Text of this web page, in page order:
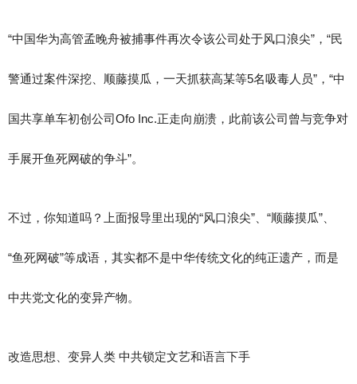
“中国华为高管孟晚舟被捕事件再次令该公司处于风口浪尖”，“民
警通过案件深挖、顺藤摸瓜，一天抓获高某等5名吸毒人员”，“中
国共享单车初创公司Ofo Inc.正走向崩溃，此前该公司曾与竞争对
手展开鱼死网破的争斗”。
不过，你知道吗？上面报导里出现的“风口浪尖”、“顺藤摸瓜”、
“鱼死网破”等成语，其实都不是中华传统文化的纯正遗产，而是
中共党文化的变异产物。
改造思想、变异人类 中共锁定文艺和语言下手